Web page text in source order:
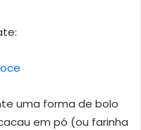
uma forma de bolo
em pó (ou farinha